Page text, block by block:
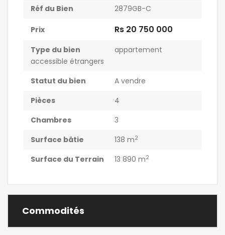
Réf du Bien 2879GB-C
Prix Rs 20 750 000
Type du bien
appartement
accessible étrangers
Statut du bien
A vendre
Pièces
4
Chambres
3
Surface bâtie
138 m2
Surface du Terrain 13 890 m2
Commodités